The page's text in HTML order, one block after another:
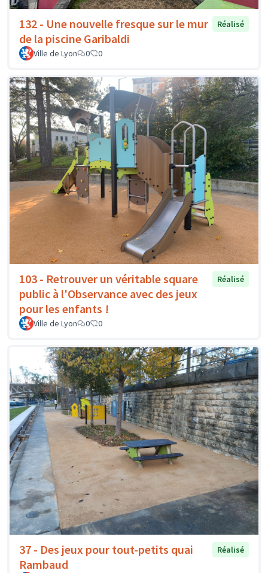
132 - Une nouvelle fresque sur le mur
de la piscine Garibaldi
Réalisé
Ville de Lyon 0 0
103 - Retrouver un véritable square
public à l'Observance avec des jeux
pour les enfants !
Réalisé
Ville de Lyon 0 0
37 - Des jeux pour tout-petits quai
Rambaud
Réalisé